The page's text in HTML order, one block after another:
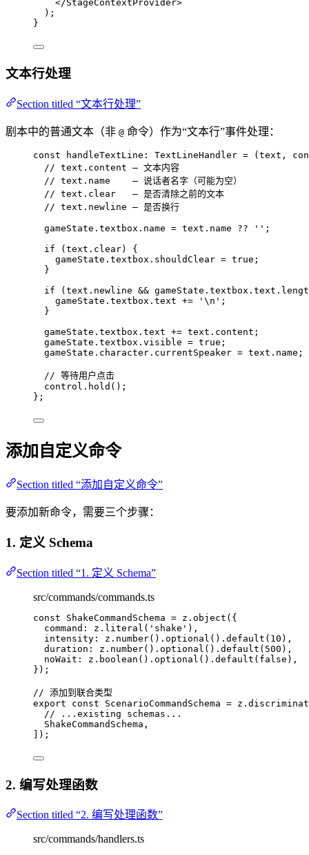
</StageContextProvider>
);
}
文本行处理
Section titled “文本行处理”
剧本中的普通文本（非 @ 命令）作为“文本行”事件处理：
const handleTextLine : TextLineHandler = (text ,
// text.content — 文本内容
// text.name    — 说话者名字（可能为空）
// text.clear   — 是否清除之前的文本
// text.newline — 是否换行
gameState . textbox . name = text . name ?? '' ;
if
(text . clear)
{
gameState . textbox . shouldClear = true ;
}
if
(text . newline && gameState . textbox . text .
gameState . textbox . text += ' \n ' ;
}
gameState . textbox . text += text . content ;
gameState . textbox . visible = true ;
gameState . character . currentSpeaker = text . name ;
// 等待用户点击
control . hold () ;
} ;
添加自定义命令
Section titled “添加自定义命令”
要添加新命令，需要三个步骤：
1. 定义 Schema
Section titled “1. 定义 Schema”
src/commands/commands.ts
const ShakeCommandSchema = z . object ( {
command: z . literal ( ' shake ' ) ,
intensity: z . number() . optional () . default ( 10 ) ,
duration: z . number() . optional () . default ( 500 ) ,
noWait: z . boolean () . optional () . default ( false ) ,
} );
// 添加到联合类型
export const ScenarioCommandSchema = z .
// ...existing schemas...
ShakeCommandSchema,
]);
2. 编写处理函数
Section titled “2. 编写处理函数”
src/commands/handlers.ts